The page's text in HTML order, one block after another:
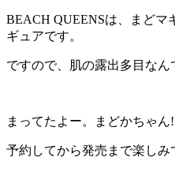
BEACH QUEENSは、まどマ
ギュアです。
ですので、肌の露出多目なん
まってたよー。まどかちゃん
予約してから発売まで楽しみ